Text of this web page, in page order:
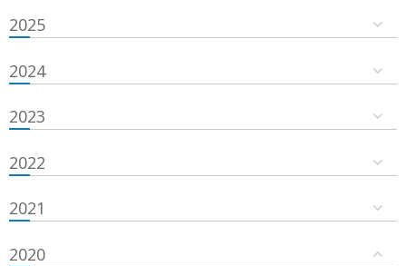
2025
2024
2023
2022
2021
2020